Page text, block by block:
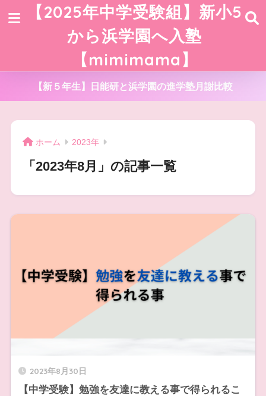
【2025年中学受験組】新小5
から浜学園へ入塾
【mimimama】
【新５年生】日能研と浜学園の進学塾月謝比較
ホーム 2023年
「2023年8月」の記事一覧
2023年8月30日
【中学受験】勉強を友達に教える事で得られるこ